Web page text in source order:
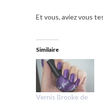
Et vous, aviez vous
Similaire
Vernis Brooke de